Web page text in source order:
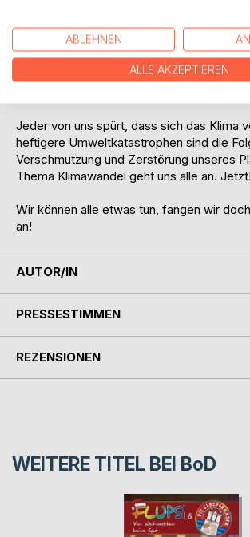
altersgerecht mit dem wichtigsten Thema
beschäftigen können. Ein spannendes
Kinder ganz nebenbei wichtige
und selbst zum Klimaschutzexperten
Jeder von uns spürt, dass sich das Klima
heftigere Umweltkatastrophen sind die
Verschmutzung und Zerstörung unseres
Thema Klimawandel geht uns alle an. Jetzt!
Wir können alle etwas tun, fangen wir
an!
AUTOR/IN
PRESSESTIMMEN
REZENSIONEN
WEITERE TITEL BEI BoD
ABLEHNEN
ALLE AKZEPTIEREN